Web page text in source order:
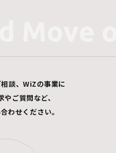
談、WiZの事業に
ご質問など、
わせください。